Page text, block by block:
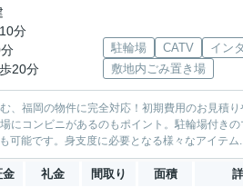
分
20分
駐輪場 CATV
イン
敷地内ごみ置き場
福岡の物件に完全対応！初期費用のお見積
コンビニがあるのもポイント。駐輪場付き
可能です。身支度に必要となる様々なアイテム
金 礼金 間取り 面積